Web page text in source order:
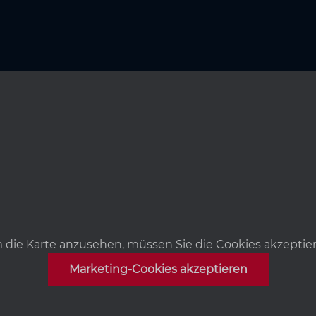
die Karte anzusehen, müssen Sie die Cookies
Marketing-Cookies akzeptieren